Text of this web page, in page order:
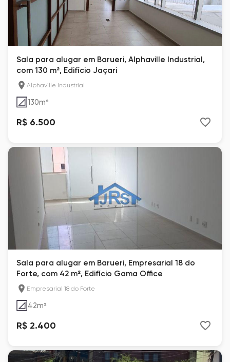
Sala para alugar em Barueri, Alphaville Industrial,
com 130 m², Edifício Jaçari
Alphaville Industrial
130m²
R$ 6.500
Sala para alugar em Barueri, Empresarial 18 do
Forte, com 42 m², Edifício Gama Office
Empresarial 18 do Forte
42m²
R$ 2.400